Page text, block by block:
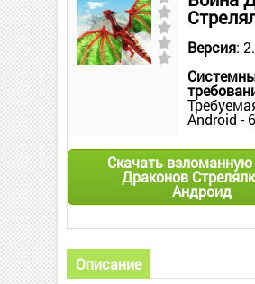
Версия:
Android -
Скачать
Драконов
Андроид
Описание